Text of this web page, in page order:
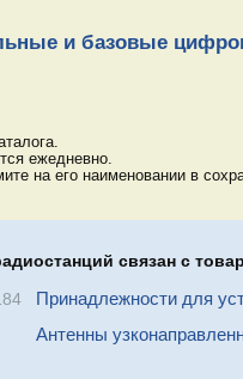
и базовые
ежедневно.
на его наименовании в
связан с
Принадлежности для
Антенны